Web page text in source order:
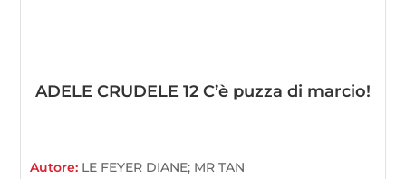
ADELE CRUDELE 12 C’è puzza di marcio!
Autore: LE FEYER DIANE; MR TAN